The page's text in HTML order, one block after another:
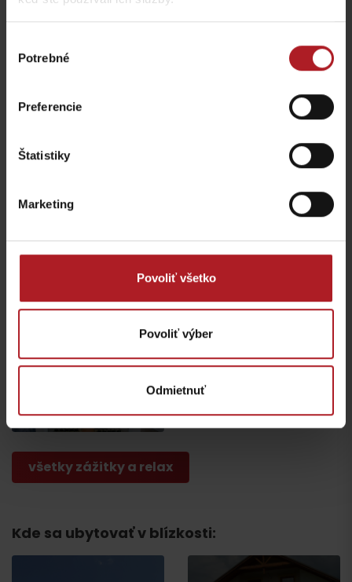
súhlasu
Potrebné
Preferencie
Štatistiky
Marketing
Povoliť všetko
Povoliť výber
Odmietnuť
Liptovský Mikuláš
Liptovský Mikuláš
Squash
Liptovský Mikuláš
Európa***
Liptovský Mikuláš
Liptovský Mikuláš
všetky zážitky a relax
Kde sa ubytovať v blízkosti: